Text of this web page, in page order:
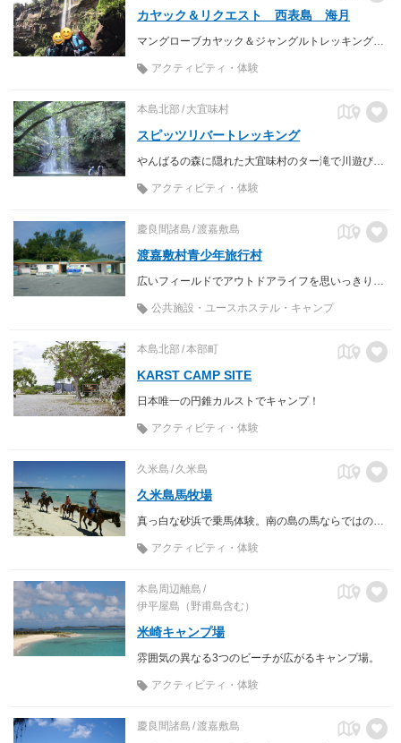
カヤック＆リクエスト 西表島 海月
マングローブカヤック＆ジャングルトレッキングで西表島を大満喫！ 小さな冒険ツアーでとびっきりの非日常体験をしませんか？
アクティビティ・体験
本島北部 大宜味村
スピッツリバートレッキング
やんばるの森に隠れた大宜味村のター滝で川遊び。１ガイド１組限定の貸切型ガイドツアーでご案内。海より爽やか、遊んだ後も体はさっぱり。半日で沖縄の山と川を楽しめる体験ツアーです。
アクティビティ・体験
慶良間諸島 渡嘉敷島
渡嘉敷村青少年旅行村
公共施設・ユースホステル・キャンプ
本島北部 本部町
KARST CAMP SITE
日本唯一の円錐カルストでキャンプ！
アクティビティ・体験
久米島 久米島
久米島馬牧場
真っ白な砂浜で乗馬体験。南の島の馬ならではの馬遊び、海遊び。
アクティビティ・体験
本島周辺離島
伊平屋島（野甫島含む）
米崎キャンプ場
雰囲気の異なる3つのビーチが広がるキャンプ場。
アクティビティ・体験
慶良間諸島 渡嘉敷島